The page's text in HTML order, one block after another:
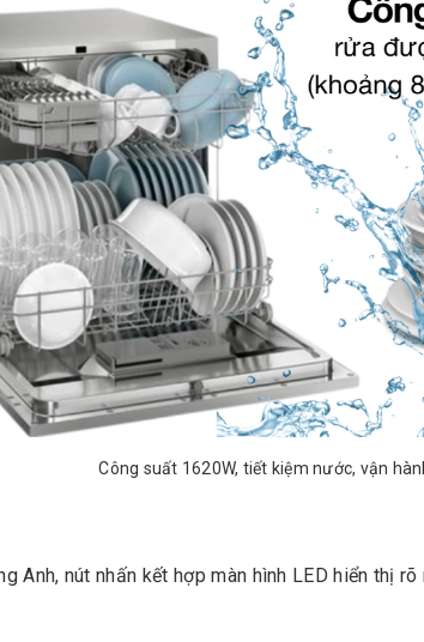
Công suất 1620W, tiết kiệm nước, vận
Anh, nút nhấn kết hợp màn hình LED hiển thị